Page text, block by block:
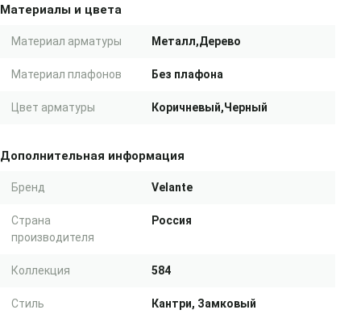
Материалы и цвета
Материал арматуры Металл,Дерево
Материал плафонов Без плафона
Цвет арматуры Коричневый,Черный
Дополнительная информация
Бренд Velante
Страна
производителя
Россия
Коллекция 584
Стиль Кантри, Замковый